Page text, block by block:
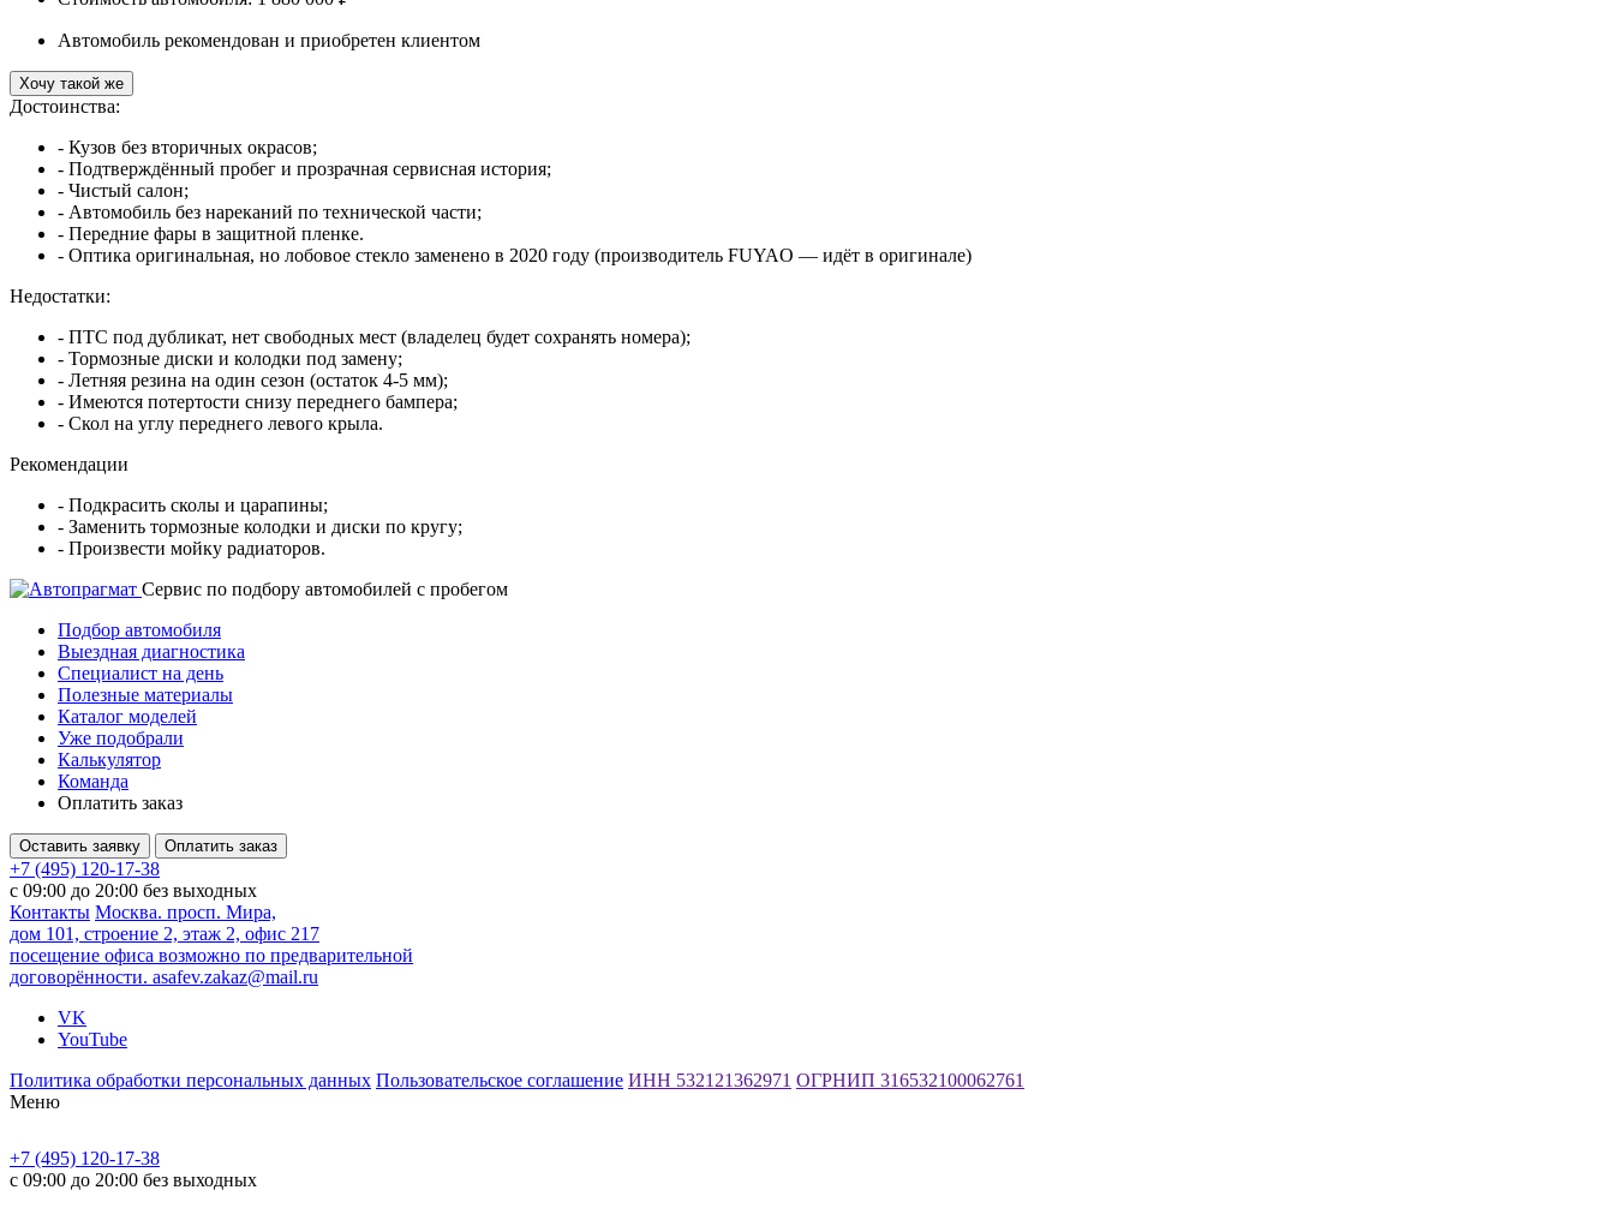
Автомобиль рекомендован и приобретен клиентом
Хочу такой же
Достоинства:
- Кузов без вторичных окрасов;
- Подтверждённый пробег и прозрачная сервисная история;
- Чистый салон;
- Автомобиль без нареканий по технической части;
- Передние фары в защитной пленке.
- Оптика оригинальная, но лобовое стекло заменено в 2020 году (производитель FUYAO — идёт в оригинале)
Недостатки:
- ПТС под дубликат, нет свободных мест (владелец будет сохранять номера);
- Тормозные диски и колодки под замену;
- Летняя резина на один сезон (остаток 4-5 мм);
- Имеются потертости снизу переднего бампера;
- Скол на углу переднего левого крыла.
Рекомендации
- Подкрасить сколы и царапины;
- Заменить тормозные колодки и диски по кругу;
- Произвести мойку радиаторов.
Cервис по подбору автомобилей с пробегом
Подбор автомобиля
Выездная диагностика
Специалист на день
Полезные материалы
Каталог моделей
Уже подобрали
Калькулятор
Команда
Оплатить заказ
Оставить заявку Оплатить заказ
+7 (495) 120-17-38
с 09:00 до 20:00 без выходных
Контакты Москва. просп. Мира,
дом 101, строение 2, этаж 2, офис 217
посещение офиса возможно по предварительной
договорённости. asafev.zakaz@mail.ru
VK
YouTube
Политика обработки персональных данных Пользовательское соглашение ИНН 532121362971 ОГРНИП 316532100062761
Меню
+7 (495) 120-17-38
с 09:00 до 20:00 без выходных